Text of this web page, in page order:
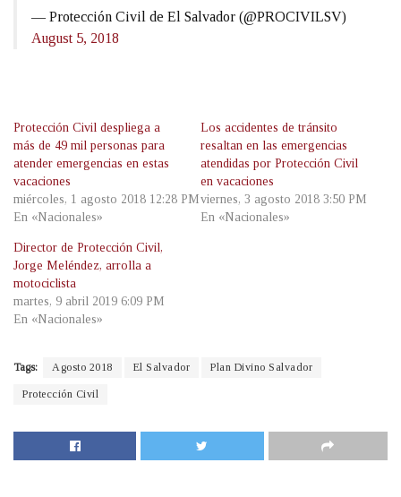
— Protección Civil de El Salvador (@PROCIVILSV)
August 5, 2018
Protección Civil despliega a
más de 49 mil personas para
atender emergencias en estas
vacaciones
miércoles, 1 agosto 2018 12:28 PM
En «Nacionales»
Los accidentes de tránsito
resaltan en las emergencias
atendidas por Protección Civil
en vacaciones
viernes, 3 agosto 2018 3:50 PM
En «Nacionales»
Director de Protección Civil,
Jorge Meléndez, arrolla a
motociclista
martes, 9 abril 2019 6:09 PM
En «Nacionales»
Tags: Agosto 2018 El Salvador Plan Divino Salvador
Protección Civil